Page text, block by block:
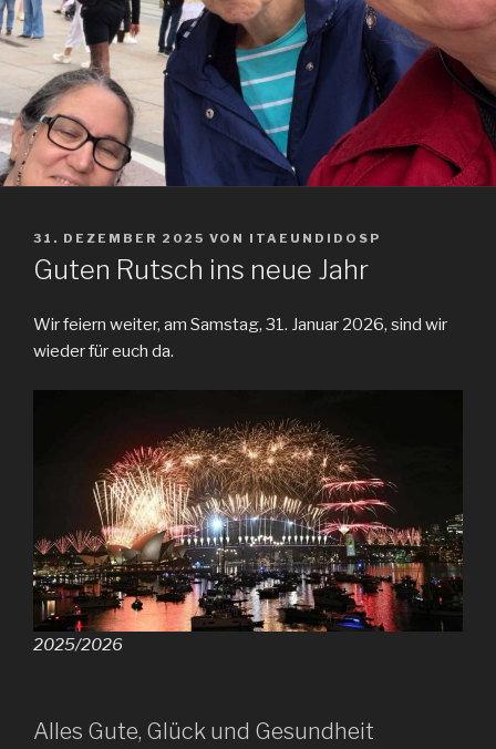
VERÖFFENTLICHT
AM
31. DEZEMBER 2025 VON ITAEUNDIDOSP
Guten Rutsch ins neue Jahr
Wir feiern weiter, am Samstag, 31. Januar 2026, sind wir
wieder für euch da.
2025/2026
Alles Gute, Glück und Gesundheit